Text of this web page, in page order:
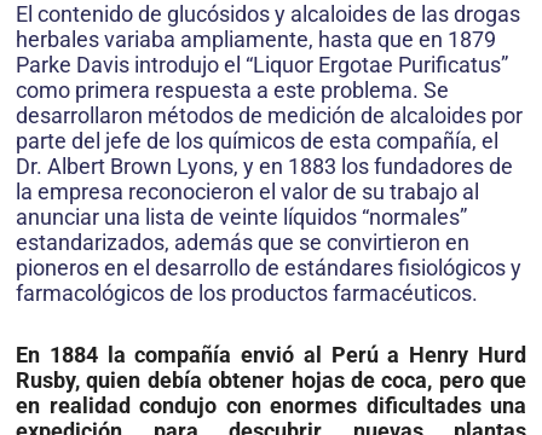
El contenido de glucósidos y alcaloides de las drogas
herbales variaba ampliamente, hasta que en 1879
Parke Davis introdujo el “Liquor Ergotae Purificatus”
como primera respuesta a este problema. Se
desarrollaron métodos de medición de alcaloides por
parte del jefe de los químicos de esta compañía, el
Dr. Albert Brown Lyons, y en 1883 los fundadores de
la empresa reconocieron el valor de su trabajo al
anunciar una lista de veinte líquidos “normales”
estandarizados, además que se convirtieron en
pioneros en el desarrollo de estándares fisiológicos y
farmacológicos de los productos farmacéuticos.
En 1884 la compañía envió al Perú a Henry Hurd
Rusby, quien debía obtener hojas de coca, pero que
en realidad condujo con enormes dificultades una